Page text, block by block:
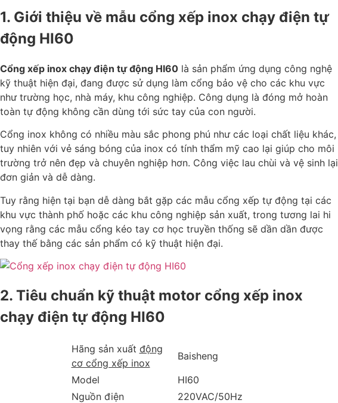
1. Giới thiệu về mẫu cổng xếp inox chạy điện tự
động HI60
Cổng xếp inox chạy điện tự động HI60 là sản phẩm ứng dụng công nghệ
kỹ thuật hiện đại, đang được sử dụng làm cổng bảo vệ cho các khu vực
như trường học, nhà máy, khu công nghiệp. Công dụng là đóng mở hoàn
toàn tự động không cần dùng tới sức tay của con người.
Cổng inox không có nhiều màu sắc phong phú như các loại chất liệu khác,
tuy nhiên với vẻ sáng bóng của inox có tính thẩm mỹ cao lại giúp cho môi
trường trở nên đẹp và chuyên nghiệp hơn. Công việc lau chùi và vệ sinh lại
đơn giản và dễ dàng.
Tuy rằng hiện tại bạn dễ dàng bắt gặp các mẫu cổng xếp tự động tại các
khu vực thành phố hoặc các khu công nghiệp sản xuất, trong tương lai hi
vọng rằng các mẫu cổng kéo tay cơ học truyền thống sẽ dần dần được
thay thế bằng các sản phẩm có kỹ thuật hiện đại.
2. Tiêu chuẩn kỹ thuật motor cổng xếp inox
chạy điện tự động HI60
Hãng sản xuất động
cơ cổng xếp inox
Baisheng
Model
HI60
Nguồn điện
220VAC/50Hz